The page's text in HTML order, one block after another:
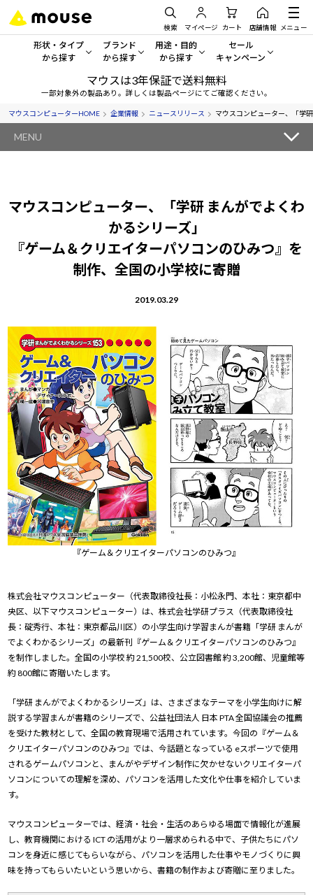
検索 マイページ カート 店舗情報 メニュー
形状・タイプ
から探す
形状・タイプから探す をすべてみる
デスクトップPC
ノートPC
ワークステーション
ブランド
から探す
mouse
G TUNE
NEXTGEAR
MousePro
iiyama
用途・目的
から探す
一般向けパソコン
ゲーミングPC・ゲーム向けパソコン
クリエイティブ向け
学習向けパソコン
スペック/パーツ別
セール
キャンペーン
セール・キャンペーン
期間限定セール
おすすめ目玉パソコン
Windows 11 |Copilot+ PC
マウスは3年保証で送料無料
一部対象外の製品あり。詳しくは製品ページにてご確認ください。
マウスコンピューターHOME 企業情報 ニュースリリース マウスコンピューター、「学
MENU
マウスコンピューター、「学研 まんがでよくわ
かるシリーズ」
『ゲーム＆クリエイターパソコンのひみつ』を
制作、全国の小学校に寄贈
2019.03.29
『ゲーム＆クリエイターパソコンのひみつ』
株式会社マウスコンピューター（代表取締役社長：小松永門、本社：東京都中
央区、以下マウスコンピューター）は、株式会社学研プラス（代表取締役社
長：碇秀行、本社：東京都品川区）の小学生向け学習まんが書籍「学研 まんが
でよくわかるシリーズ」の最新刊『ゲーム＆クリエイターパソコンのひみつ』
を制作しました。全国の小学校 約 21,500校、公立図書館 約 3,200館、児童館等
約 800館に寄贈いたします。
「学研 まんがでよくわかるシリーズ」は、さまざまなテーマを小学生向けに解
説する学習まんが書籍のシリーズで、公益社団法人 日本 PTA 全国協議会の推薦
を受けた教材として、全国の教育現場で活用されています。今回の『ゲーム＆
クリエイターパソコンのひみつ』では、今話題となっている eスポーツで使用
されるゲームパソコンと、まんがやデザイン制作に欠かせないクリエイターパ
ソコンについての理解を深め、パソコンを活用した文化や仕事を紹介していま
す。
マウスコンピューターでは、経済・社会・生活のあらゆる場面で情報化が進展
し、教育機関における ICT の活用がより一層求められる中で、子供たちにパソ
コンを身近に感じてもらいながら、パソコンを活用した仕事やモノづくりに興
味を持ってもらいたいという思いから、書籍の制作および寄贈に至りました。